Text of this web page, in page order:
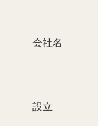
会社名
設立